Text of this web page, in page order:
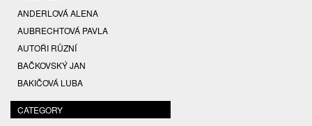
ANDERLOVÁ ALENA
AUBRECHTOVÁ PAVLA
AUTOŘI RŮZNÍ
BAČKOVSKÝ JAN
BAKIČOVÁ LUBA
BALCAR JIŘÍ
BALCAR KAREL
CATEGORY